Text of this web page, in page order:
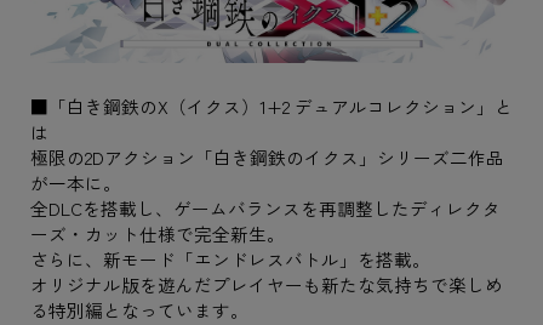
■「白き鋼鉄のX（イクス）1+2 デュアルコレクション」と
は
極限の2Dアクション「白き鋼鉄のイクス」シリーズ二作品
が一本に。
全DLCを搭載し、ゲームバランスを再調整したディレクタ
ーズ・カット仕様で完全新生。
さらに、新モード「エンドレスバトル」を搭載。
オリジナル版を遊んだプレイヤーも新たな気持ちで楽しめ
る特別編となっています。